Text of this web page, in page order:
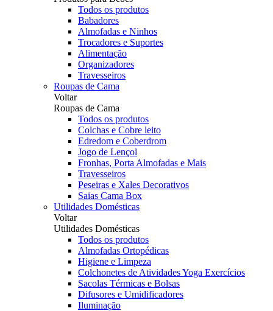
Todos os produtos
Babadores
Almofadas e Ninhos
Trocadores e Suportes
Alimentação
Organizadores
Travesseiros
Roupas de Cama
Voltar
Roupas de Cama
Todos os produtos
Colchas e Cobre leito
Edredom e Coberdrom
Jogo de Lençol
Fronhas, Porta Almofadas e Mais
Travesseiros
Peseiras e Xales Decorativos
Saias Cama Box
Utilidades Domésticas
Voltar
Utilidades Domésticas
Todos os produtos
Almofadas Ortopédicas
Higiene e Limpeza
Colchonetes de Atividades Yoga Exercícios
Sacolas Térmicas e Bolsas
Difusores e Umidificadores
Iluminação